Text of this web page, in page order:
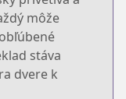
môže
stáva
dvere k